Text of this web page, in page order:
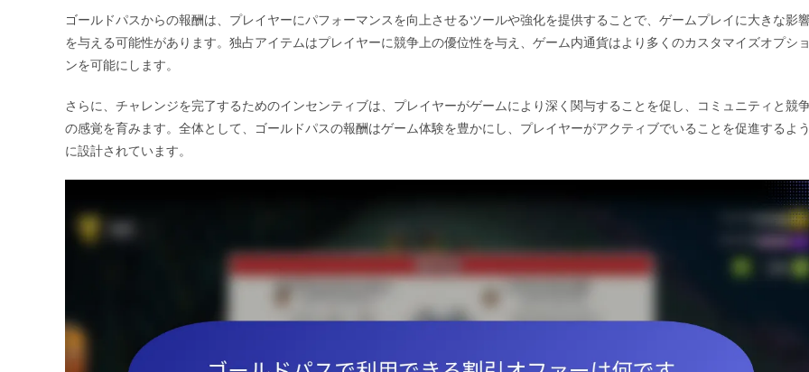
ゴールドパスからの報酬は、プレイヤーにパフォーマンスを向上させるツールや強化を提供することで、ゲームプレイに大きな影
を与える可能性があります。独占アイテムはプレイヤーに競争上の優位性を与え、ゲーム内通貨はより多くのカスタマイズオプショ
ンを可能にします。
さらに、チャレンジを完了するためのインセンティブは、プレイヤーがゲームにより深く関与することを促し、コミュニティと競
の感覚を育みます。全体として、ゴールドパスの報酬はゲーム体験を豊かにし、プレイヤーがアクティブでいることを促進するよう
に設計されています。